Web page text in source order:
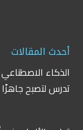
أحدث المقالات
الذكاء
تدرس لتصبح